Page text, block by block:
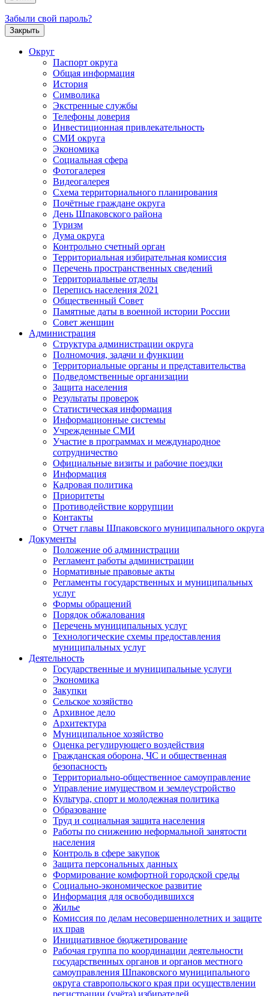
Забыли свой пароль?
Закрыть
Округ
Паспорт округа
Общая информация
История
Символика
Экстренные службы
Телефоны доверия
Инвестиционная привлекательность
СМИ округа
Экономика
Социальная сфера
Фотогалерея
Видеогалерея
Схема территориального планирования
Почётные граждане округа
День Шпаковского района
Туризм
Дума округа
Контрольно счетный орган
Территориальная избирательная комиссия
Перечень пространственных сведений
Территориальные отделы
Перепись населения 2021
Общественный Совет
Памятные даты в военной истории России
Совет женщин
Администрация
Структура администрации округа
Полномочия, задачи и функции
Территориальные органы и представительства
Подведомственные организации
Защита населения
Результаты проверок
Статистическая информация
Информационные системы
Учрежденные СМИ
Участие в программах и международное
сотрудничество
Официальные визиты и рабочие поездки
Информация
Кадровая политика
Приоритеты
Противодействие коррупции
Контакты
Отчет главы Шпаковского муниципального округа
Документы
Положение об администрации
Регламент работы администрации
Нормативные правовые акты
Регламенты государственных и муниципальных
услуг
Формы обращений
Порядок обжалования
Перечень муниципальных услуг
Технологические схемы предоставления
муниципальных услуг
Деятельность
Государственные и муниципальные услуги
Экономика
Закупки
Сельское хозяйство
Архивное дело
Архитектура
Муниципальное хозяйство
Оценка регулирующего воздействия
Гражданская оборона, ЧС и общественная
безопасность
Территориально-общественное самоуправление
Управление имуществом и землеустройство
Культура, спорт и молодежная политика
Образование
Труд и социальная защита населения
Работы по снижению неформальной занятости
населения
Контроль в сфере закупок
Защита персональных данных
Формирование комфортной городской среды
Социально-экономическое развитие
Информация для освободившихся
Жилье
Комиссия по делам несовершеннолетних и защите
их прав
Инициативное бюджетирование
Рабочая группа по координации деятельности
государственных органов и органов местного
самоуправления Шпаковского муниципального
округа ставропольского края при осуществлении